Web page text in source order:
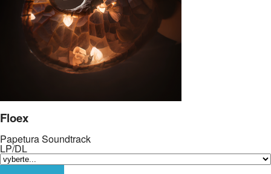
Floex
Papetura Soundtrack
LP/DL